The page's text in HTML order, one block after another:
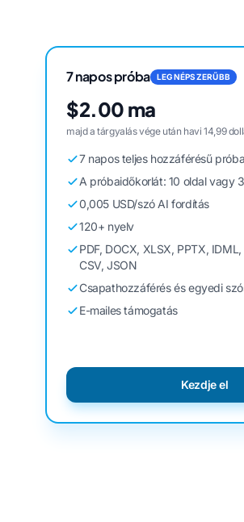
7 napos próba LEGNÉPSZERŰBB
$2.00 ma
majd a tárgyalás vége után havi 14,99
7 napos teljes hozzáférésű próba
A próbaidőkorlát: 10 oldal vagy
0,005 USD/szó AI fordítás
120+ nyelv
PDF, DOCX, XLSX, PPTX,
CSV, JSON
Csapathozzáférés és egyedi
E-mailes támogatás
Kezdje el